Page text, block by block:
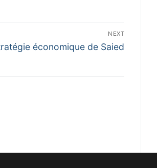
NEXT
économique de Saied